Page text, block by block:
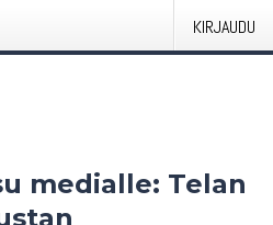
KIRJAUDU
medialle: Telan